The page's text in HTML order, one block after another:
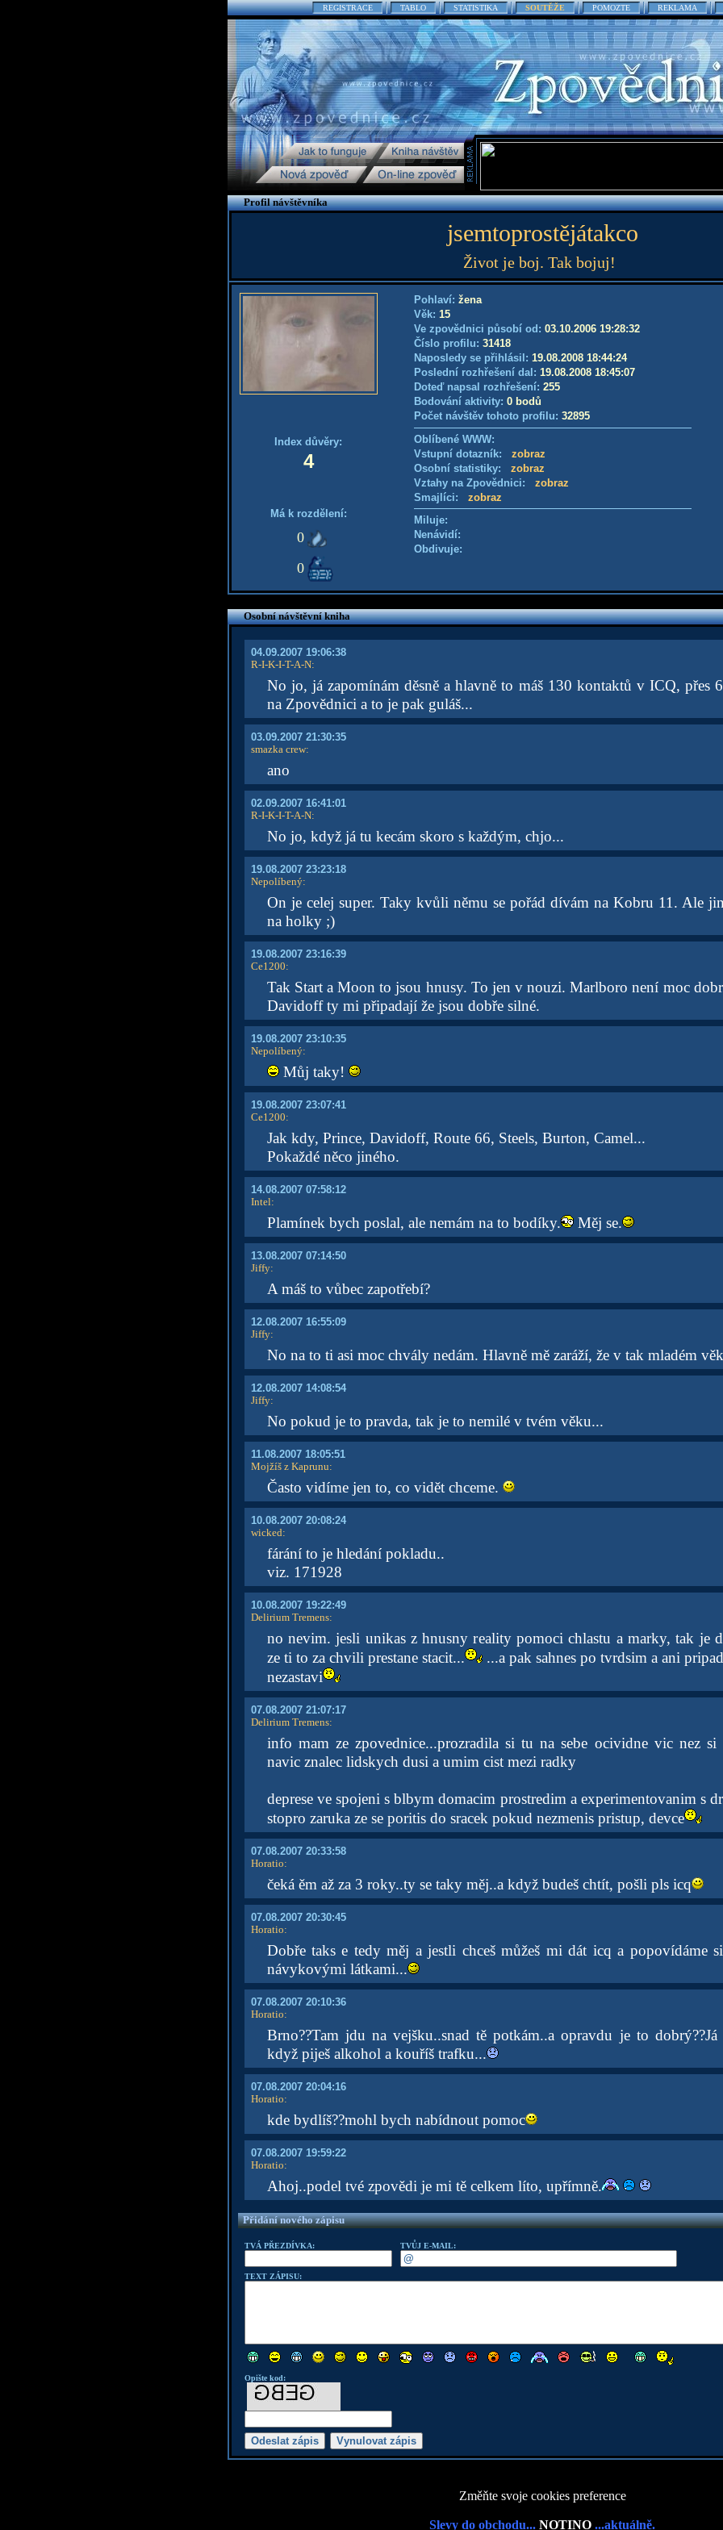
REGISTRACE TABLO STATISTIKA SOUTĚŽE POMOZTE REKLAMA
Profil návštěvníka
jsemtoprostějátakco
Život je boj. Tak bojuj!
Index důvěry:
4
Má k rozdělení:
0
0
Pohlaví: žena
Věk: 15
Ve zpovědnici působí od: 03.10.2006 19:28:32
Číslo profilu: 31418
Naposledy se přihlásil: 19.08.2008 18:44:24
Poslední rozhřešení dal: 19.08.2008 18:45:07
Doteď napsal rozhřešení: 255
Bodování aktivity: 0 bodů
Počet návštěv tohoto profilu: 32895
Oblíbené WWW:
Vstupní dotazník: zobraz
Osobní statistiky: zobraz
Vztahy na Zpovědnici: zobraz
Smajlíci: zobraz
Miluje:
Nenávidí:
Obdivuje:
Osobní návštěvní kniha
04.09.2007 19:06:38
R-I-K-I-T-A-N:
No jo, já zapomínám děsně a hlavně to máš 130 kontaktů v ICQ, přes
na Zpovědnici a to je pak guláš...
03.09.2007 21:30:35
smazka crew:
ano
02.09.2007 16:41:01
R-I-K-I-T-A-N:
No jo, když já tu kecám skoro s každým, chjo...
19.08.2007 23:23:18
Nepolíbený:
On je celej super. Taky kvůli němu se pořád dívám na Kobru 11. Ale
na holky ;)
19.08.2007 23:16:39
Ce1200:
Tak Start a Moon to jsou hnusy. To jen v nouzi. Marlboro není moc
Davidoff ty mi připadají že jsou dobře silné.
19.08.2007 23:10:35
Nepolíbený:
Můj taky!
19.08.2007 23:07:41
Ce1200:
Jak kdy, Prince, Davidoff, Route 66, Steels, Burton, Camel...
Pokaždé něco jiného.
14.08.2007 07:58:12
Intel:
Plamínek bych poslal, ale nemám na to bodíky. Měj se.
13.08.2007 07:14:50
Jiffy:
A máš to vůbec zapotřebí?
12.08.2007 16:55:09
Jiffy:
No na to ti asi moc chvály nedám. Hlavně mě zaráží, že v tak mladém
12.08.2007 14:08:54
Jiffy:
No pokud je to pravda, tak je to nemilé v tvém věku...
11.08.2007 18:05:51
Mojžíš z Kaprunu:
Často vidíme jen to, co vidět chceme.
10.08.2007 20:08:24
wicked:
fárání to je hledání pokladu..
viz. 171928
10.08.2007 19:22:49
Delirium Tremens:
no nevim. jesli unikas z hnusny reality pomoci chlastu a marky, tak je
ze ti to za chvili prestane stacit...
...a pak sahnes po tvrdsim a ani
nezastavi
07.08.2007 21:07:17
Delirium Tremens:
info mam ze zpovednice...prozradila si tu na sebe ocividne vic nez si
navic znalec lidskych dusi a umim cist mezi radky
deprese ve spojeni s blbym domacim prostredim a experimentovanim s
stopro zaruka ze se poritis do sracek pokud nezmenis pristup, devce
07.08.2007 20:33:58
Horatio:
čeká ěm až za 3 roky..ty se taky měj..a když budeš chtít, pošli pls icq
07.08.2007 20:30:45
Horatio:
Dobře taks e tedy měj a jestli chceš můžeš mi dát icq a popovídáme
návykovými látkami...
07.08.2007 20:10:36
Horatio:
Brno??Tam jdu na vejšku..snad tě potkám..a opravdu je to
když piješ alkohol a kouříš trafku...
07.08.2007 20:04:16
Horatio:
kde bydlíš??mohl bych nabídnout pomoc
07.08.2007 19:59:22
Horatio:
Ahoj..podel tvé zpovědi je mi tě celkem líto, upřímně.
Přidání nového zápisu
TVÁ PŘEZDÍVKA: TVŮJ E-MAIL:
TEXT ZÁPISU:
Opište kod:
Změňte svoje cookies preference
Slevy do obchodu... NOTINO ...aktuálně.